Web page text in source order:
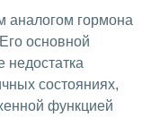
аналогом гормона
основной
недостатка
состояниях,
функцией